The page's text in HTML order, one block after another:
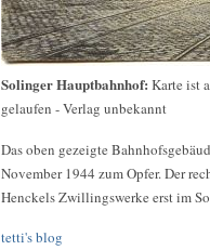
Solinger Hauptbahnhof: Karte ist
gelaufen - Verlag unbekannt
Das oben gezeigte
November 1944 zum Opfer. Der
Henckels Zwillingswerke erst im
tetti's blog